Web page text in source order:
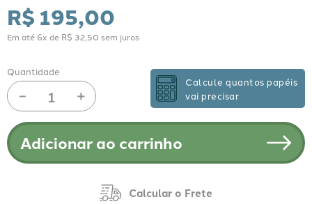
R$ 195,00
Em até 6x de R$ 32 50 sem juros
Quantidade
＋
－
Calcule quantos papéis
vai precisar
Adicionar ao carrinho